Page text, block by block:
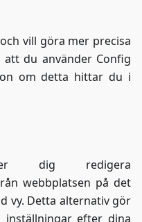
vill göra mer precisa
du använder Config
om detta hittar du i
dig redigera
webbplatsen på det
vy. Detta alternativ gör
inställningar efter dina